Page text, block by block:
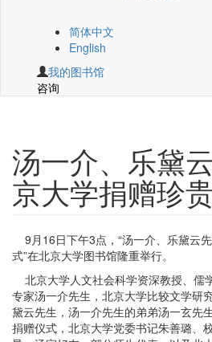
简体中文
English
我的图书馆
咨询
汤一介、乐黛
京大学捐赠珍
9月16日下午3点，“汤一介、乐黛云
式”在北京大学图书馆隆重举行。
北京大学人文社会科学资深教授、儒
专家汤一介先生，北京大学比较文学研
黛云先生，汤一介先生的弟弟汤一玄先
捐赠仪式，北京大学党委书记朱善璐、